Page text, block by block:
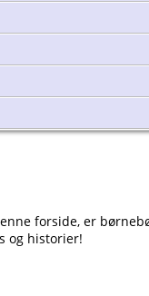
forside, er
og historier!